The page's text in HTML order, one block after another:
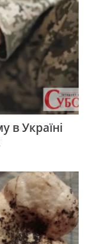
в Україні